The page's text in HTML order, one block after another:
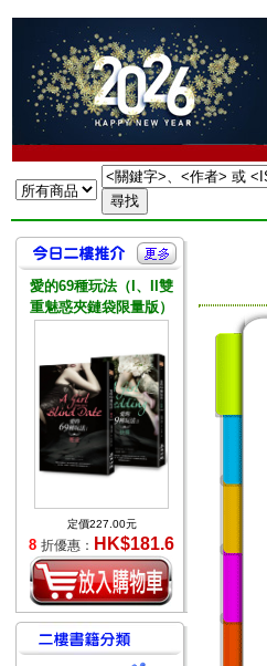
愛的69種玩法（I、II雙
重魅惑夾鏈袋限量版）
定價227.00元
8 折優惠： HK$181.6